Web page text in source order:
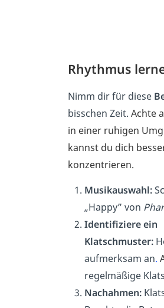
Rhythmus
Nimm dir für diese
bisschen Zeit. Achte
in einer ruhigen
kannst du dich
konzentrieren.
Musikauswahl:
„Happy” von
Identifiziere ein
Klatschmuster:
aufmerksam an.
regelmäßige
Nachahmen: